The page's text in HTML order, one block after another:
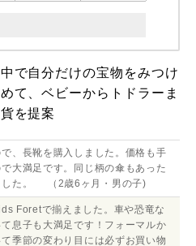
で自分だけの宝物をみつけ
て、ベビーからトドラーま
を提案
、長靴を購入しました。価格も手
大満足です。同じ柄の傘もあった
した。 （2歳6ヶ月・男の子)
Foretで揃えました。車や恐竜な
息子も大満足です！フォーマルか
季節の変わり目には必ずお買い物